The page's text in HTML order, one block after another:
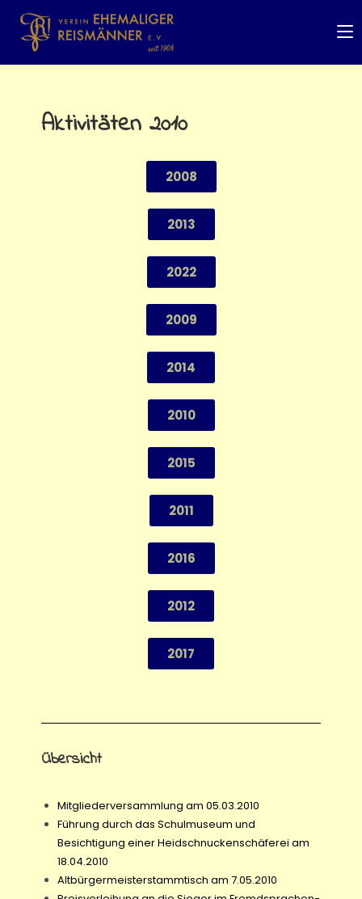
Aktivitäten 2010
2008
2013
2022
2009
2014
2010
2015
2011
2016
2012
2017
Übersicht
Mitgliederversammlung am 05.03.2010
Führung durch das Schulmuseum und
Besichtigung einer Heidschnuckenschäferei am
18.04.2010
Altbürgermeisterstammtisch am 7.05.2010